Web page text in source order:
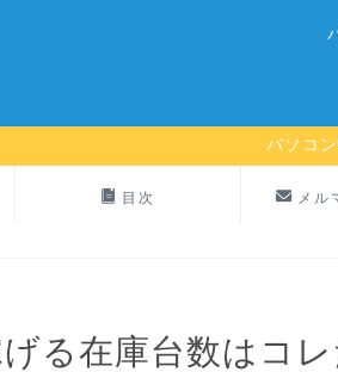
パソコ
目次
メル
る在庫台数はコレ